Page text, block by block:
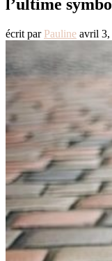
l’ultime
écrit par Pauline avril 3,